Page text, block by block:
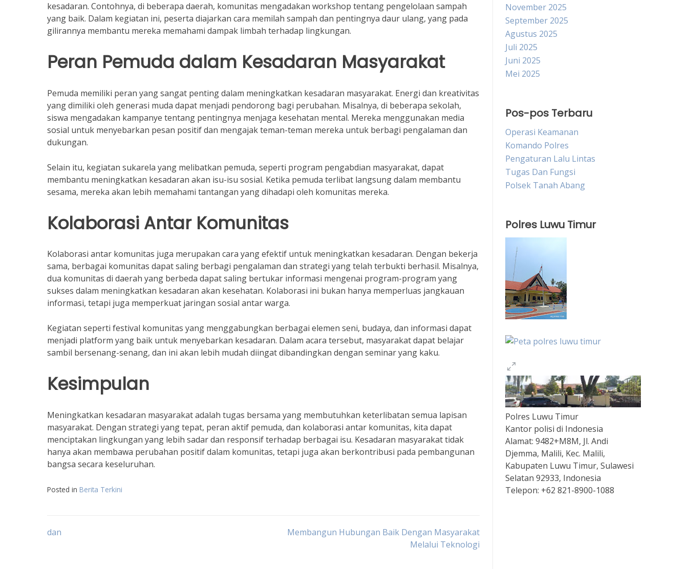
kesadaran. Contohnya, di beberapa daerah, komunitas mengadakan workshop tentang pengelolaan sampah
yang baik. Dalam kegiatan ini, peserta diajarkan cara memilah sampah dan pentingnya daur ulang, yang pada
gilirannya membantu mereka memahami dampak limbah terhadap lingkungan.
Peran Pemuda dalam Kesadaran Masyarakat
Pemuda memiliki peran yang sangat penting dalam meningkatkan kesadaran masyarakat. Energi dan kreativitas
yang dimiliki oleh generasi muda dapat menjadi pendorong bagi perubahan. Misalnya, di beberapa sekolah,
siswa mengadakan kampanye tentang pentingnya menjaga kesehatan mental. Mereka menggunakan media
sosial untuk menyebarkan pesan positif dan mengajak teman-teman mereka untuk berbagi pengalaman dan
dukungan.
Selain itu, kegiatan sukarela yang melibatkan pemuda, seperti program pengabdian masyarakat, dapat
membantu meningkatkan kesadaran akan isu-isu sosial. Ketika pemuda terlibat langsung dalam membantu
sesama, mereka akan lebih memahami tantangan yang dihadapi oleh komunitas mereka.
Kolaborasi Antar Komunitas
Kolaborasi antar komunitas juga merupakan cara yang efektif untuk meningkatkan kesadaran. Dengan bekerja
sama, berbagai komunitas dapat saling berbagi pengalaman dan strategi yang telah terbukti berhasil. Misalnya,
dua komunitas di daerah yang berbeda dapat saling bertukar informasi mengenai program-program yang
sukses dalam meningkatkan kesadaran akan kesehatan. Kolaborasi ini bukan hanya memperluas jangkauan
informasi, tetapi juga memperkuat jaringan sosial antar warga.
Kegiatan seperti festival komunitas yang menggabungkan berbagai elemen seni, budaya, dan informasi dapat
menjadi platform yang baik untuk menyebarkan kesadaran. Dalam acara tersebut, masyarakat dapat belajar
sambil bersenang-senang, dan ini akan lebih mudah diingat dibandingkan dengan seminar yang kaku.
Kesimpulan
Meningkatkan kesadaran masyarakat adalah tugas bersama yang membutuhkan keterlibatan semua lapisan
masyarakat. Dengan strategi yang tepat, peran aktif pemuda, dan kolaborasi antar komunitas, kita dapat
menciptakan lingkungan yang lebih sadar dan responsif terhadap berbagai isu. Kesadaran masyarakat tidak
hanya akan membawa perubahan positif dalam komunitas, tetapi juga akan berkontribusi pada pembangunan
bangsa secara keseluruhan.
Posted in Berita Terkini
Navigasi
dan
Membangun Hubungan Baik Dengan Masyarakat
Melalui Teknologi
November 2025
September 2025
Agustus 2025
Juli 2025
Juni 2025
Mei 2025
Pos-pos Terbaru
Operasi Keamanan
Komando Polres
Pengaturan Lalu Lintas
Tugas Dan Fungsi
Polsek Tanah Abang
Polres Luwu Timur
Polres Luwu Timur
Kantor polisi di Indonesia
Alamat: 9482+M8M, Jl. Andi
Djemma, Malili, Kec. Malili,
Kabupaten Luwu Timur, Sulawesi
Selatan 92933, Indonesia
Telepon: +62 821-8900-1088